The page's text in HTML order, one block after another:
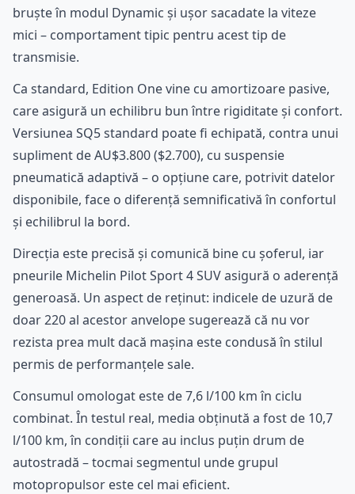
bruște în modul Dynamic și ușor sacadate la viteze
mici – comportament tipic pentru acest tip de
transmisie.
Ca standard, Edition One vine cu amortizoare pasive,
care asigură un echilibru bun între rigiditate și confort.
Versiunea SQ5 standard poate fi echipată, contra unui
supliment de AU$3.800 ($2.700), cu suspensie
pneumatică adaptivă – o opțiune care, potrivit datelor
disponibile, face o diferență semnificativă în confortul
și echilibrul la bord.
Direcția este precisă și comunică bine cu șoferul, iar
pneurile Michelin Pilot Sport 4 SUV asigură o aderență
generoasă. Un aspect de reținut: indicele de uzură de
doar 220 al acestor anvelope sugerează că nu vor
rezista prea mult dacă mașina este condusă în stilul
permis de performanțele sale.
Consumul omologat este de 7,6 l/100 km în ciclu
combinat. În testul real, media obținută a fost de 10,7
l/100 km, în condiții care au inclus puțin drum de
autostradă – tocmai segmentul unde grupul
motopropulsor este cel mai eficient.